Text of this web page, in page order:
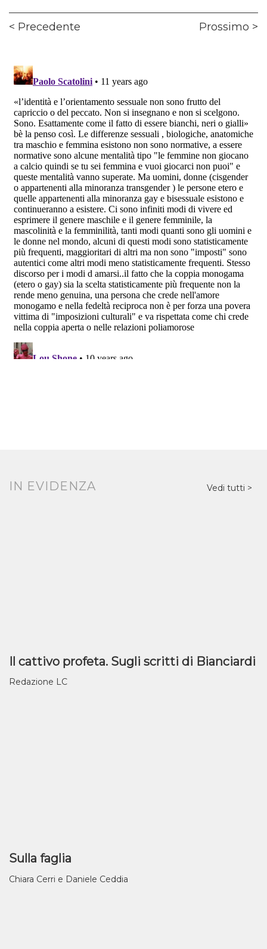
Navigazione
Precedente Prossimo
IN EVIDENZA Vedi tutti
Il cattivo profeta. Sugli scritti di Bianciardi
Redazione LC
Sulla faglia
Chiara Cerri e Daniele Ceddia